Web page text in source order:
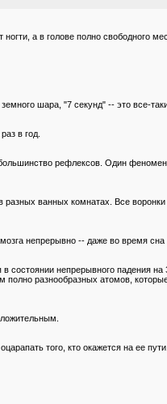
а в голове полно свободного
шара, "7 секунд" -- это все-
в год.
рефлексов. Один
ванных комнатах. Все
непрерывно -- даже во время сна
состоянии непрерывного падения
полно разнообразных атомов,
того, кто окажется на ее пути.